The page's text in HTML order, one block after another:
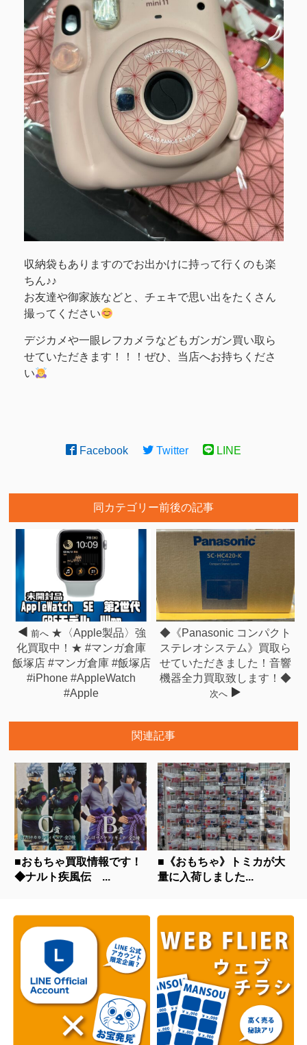
収納袋もありますのでお出かけに持って行くのも楽
ちん♪♪
お友達や御家族などと、チェキで思い出をたくさん
撮ってください
デジカメや一眼レフカメラなどもガンガン買い取ら
せていただきます！！！ぜひ、当店へお持ちくださ
い
Facebook Twitter LINE
同カテゴリー前後の記事
前へ ★〈Apple製品〉強
化買取中！★ #マンガ倉庫
飯塚店 #マンガ倉庫 #飯塚店
#iPhone #AppleWatch
#Apple
◆《Panasonic コンパクト
ステレオシステム》買取ら
せていただきました！音響
機器全力買取致します！◆
次へ
関連記事
■おもちゃ買取情報です！
◆ナルト疾風伝 ...
■《おもちゃ》トミカが大
量に入荷しました...